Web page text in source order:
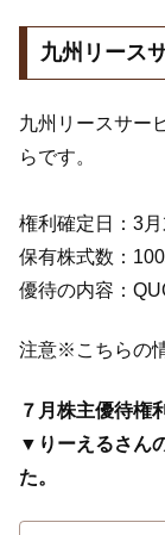
九州リース
九州リースサー
らです。
権利確定日：3月
保有株式数：
優待の内容：
注意※こちらの
７月株主優待権
▼りーえるさん
た。